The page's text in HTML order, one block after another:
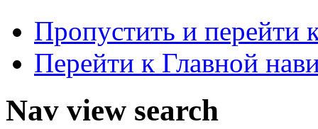
Пропустить и перейти
Перейти к Главной
Nav view search